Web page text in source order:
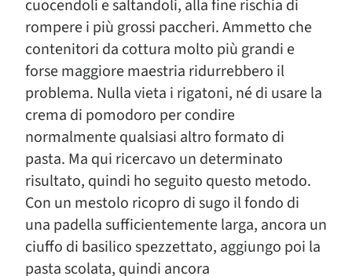
cuocendoli e saltandoli, alla fine rischia di
rompere i più grossi paccheri. Ammetto che
contenitori da cottura molto più grandi e
forse maggiore maestria ridurrebbero il
problema. Nulla vieta i rigatoni, né di usare la
crema di pomodoro per condire
normalmente qualsiasi altro formato di
pasta. Ma qui ricercavo un determinato
risultato, quindi ho seguito questo metodo.
Con un mestolo ricopro di sugo il fondo di
una padella sufficientemente larga, ancora un
ciuffo di basilico spezzettato, aggiungo poi la
pasta scolata, quindi ancora